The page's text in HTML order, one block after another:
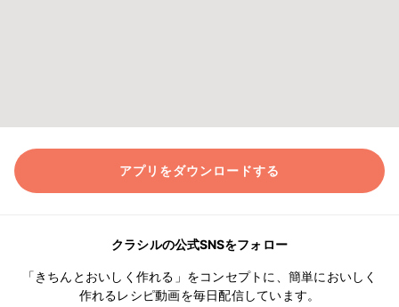
アプリをダウンロードする
クラシルの公式SNSをフォロー
「きちんとおいしく作れる」をコンセプトに、簡単においしく
作れるレシピ動画を毎日配信しています。